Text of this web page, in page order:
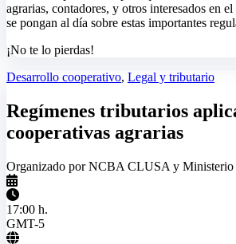
agrarias, contadores, y otros interesados en
se pongan al día sobre estas importantes
¡No te lo pierdas!
Desarrollo cooperativo, Legal y tributario
Regímenes tributarios
cooperativas agrarias
Organizado por NCBA CLUSA y Ministerio
17:00 h.
GMT-5